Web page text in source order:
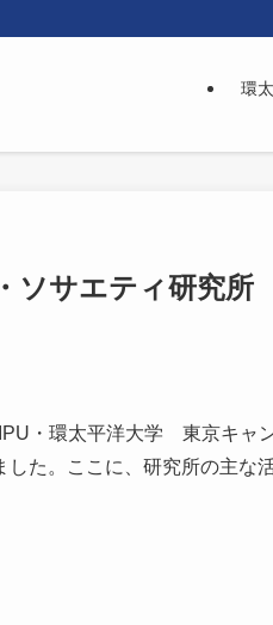
環
ソサエティ研究所
・環太平洋大学 東京キャ
た。ここに、研究所の主な